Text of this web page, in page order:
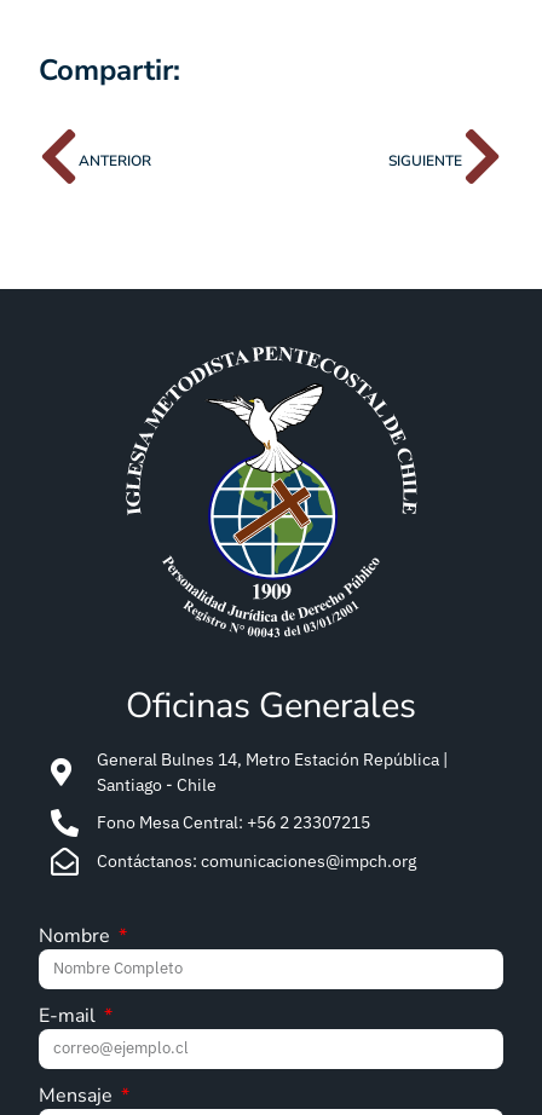
Oficinas Generales
General Bulnes 14, Metro Estación República |
Contáctanos: comunicaciones@impch.org
Nombre
E-mail
Mensaje